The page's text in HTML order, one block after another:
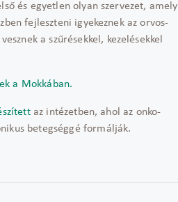
és egyetlen olyan szervezet, amely
fejleszteni igyekeznek az orvos-
a szűrésekkel, kezelésekkel
a Mokkában.
az intézetben, ahol az onko-
betegséggé formálják.